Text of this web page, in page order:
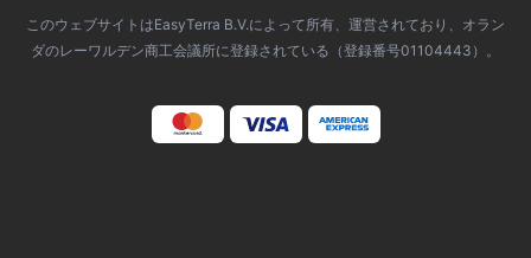
このウェブサイトはEasyTerra B.V.によって所有、運営されており、オラン
ダのレーワルデン商工会議所に登録されている（登録番号01104443）。